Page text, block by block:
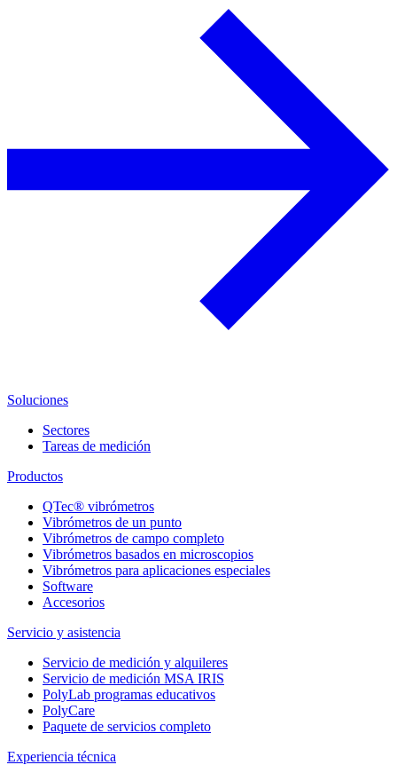
Soluciones
Sectores
Tareas de medición
Productos
QTec® vibrómetros
Vibrómetros de un punto
Vibrómetros de campo completo
Vibrómetros basados en microscopios
Vibrómetros para aplicaciones especiales
Software
Accesorios
Servicio y asistencia
Servicio de medición y alquileres
Servicio de medición MSA IRIS
PolyLab programas educativos
PolyCare
Paquete de servicios completo
Experiencia técnica